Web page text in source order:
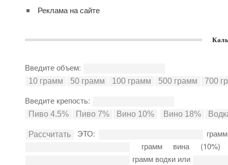
Реклама на сайте
Введите объем:
Введите крепость:
ЭТО:
грамм вина
грамм водки или